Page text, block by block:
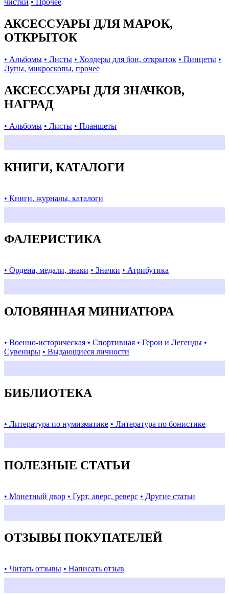
чистки • Прочее
АКСЕССУАРЫ ДЛЯ МАРОК,
ОТКРЫТОК
• Альбомы • Листы • Холдеры для бон, открыток • Пинцеты •
Лупы, микроскопы, прочее
АКСЕССУАРЫ ДЛЯ ЗНАЧКОВ,
НАГРАД
• Альбомы • Листы • Планшеты
КНИГИ, КАТАЛОГИ
• Книги, журналы, каталоги
ФАЛЕРИСТИКА
• Ордена, медали, знаки • Значки • Атрибутика
ОЛОВЯННАЯ МИНИАТЮРА
• Военно-историческая • Спортивная • Герои и Легенды •
Сувениры • Выдающиеся личности
БИБЛИОТЕКА
• Литература по нумизматике • Литература по бонистике
ПОЛЕЗНЫЕ СТАТЬИ
• Монетный двор • Гурт, аверс, реверс • Другие статьи
ОТЗЫВЫ ПОКУПАТЕЛЕЙ
• Читать отзывы • Написать отзыв